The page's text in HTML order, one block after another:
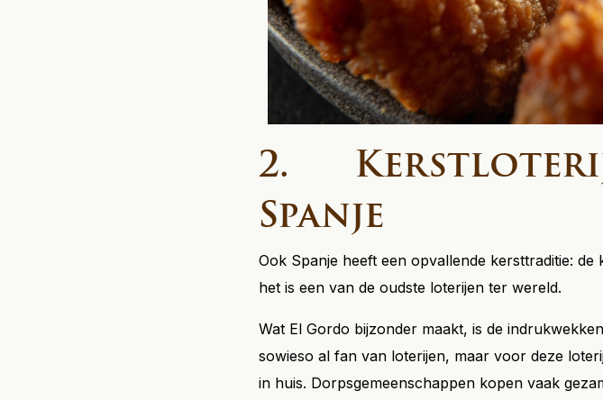
2. Kerstloterij
Spanje
Ook Spanje heeft een opvallende kersttraditie:
het is een van de oudste loterijen ter wereld.
Wat El Gordo bijzonder maakt, is de
sowieso al fan van loterijen, maar voor deze
in huis. Dorpsgemeenschappen kopen vaak